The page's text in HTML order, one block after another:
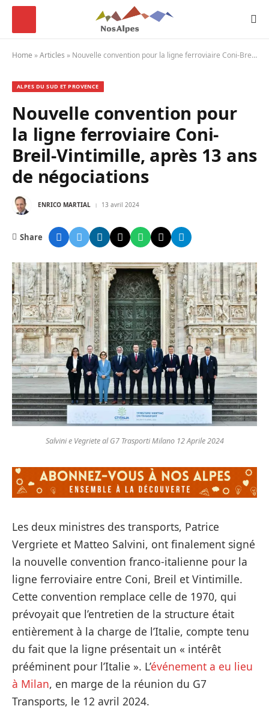
Home »Articles » Nouvelle convention pour la ligne ferroviaire Coni-Breil-Vintimille, après 13 ans de négociations
ALPES DU SUD ET PROVENCE
Nouvelle convention pour
la ligne ferroviaire Coni-
Breil-Vintimille, après 13 ans
de négociations
ENRICO MARTIAL 13 avril 2024
Share
Salvini e Vegriete al G7 Trasporti Milano 12 Aprile 2024
Les deux ministres des transports, Patrice
Vergriete et Matteo Salvini, ont finalement signé
la nouvelle convention franco-italienne pour la
ligne ferroviaire entre Coni, Breil et Vintimille.
Cette convention remplace celle de 1970, qui
prévoyait que l’entretien de la structure était
entièrement à la charge de l’Italie, compte tenu
du fait que la ligne présentait un « intérêt
prééminent pour l’Italie ». L’événement a eu lieu
à Milan, en marge de la réunion du G7
Transports, le 12 avril 2024.